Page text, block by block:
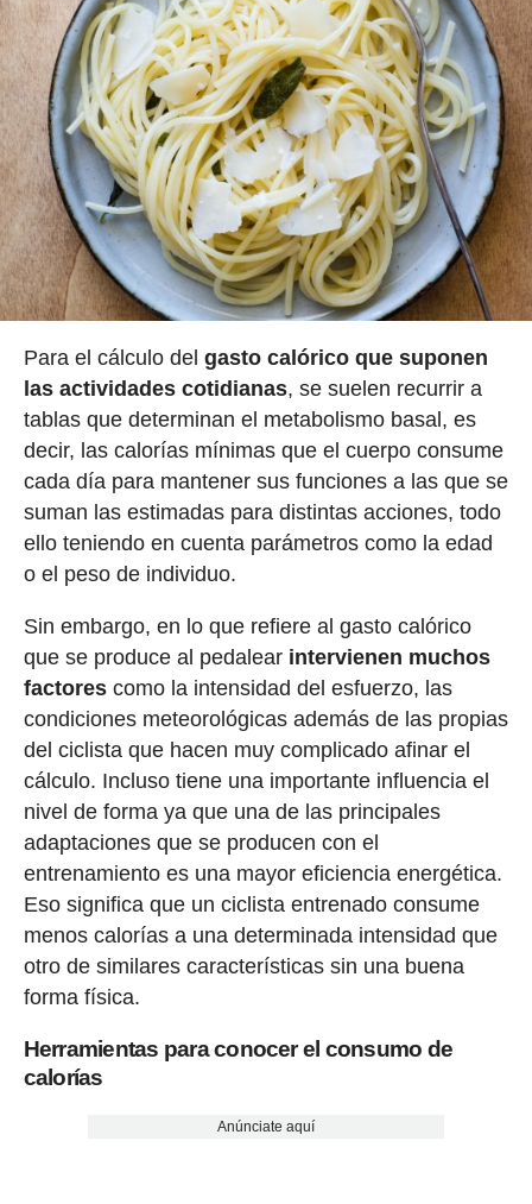
Para el cálculo del gasto calórico que suponen
las actividades cotidianas, se suelen recurrir a
tablas que determinan el metabolismo basal, es
decir, las calorías mínimas que el cuerpo consume
cada día para mantener sus funciones a las que se
suman las estimadas para distintas acciones, todo
ello teniendo en cuenta parámetros como la edad
o el peso de individuo.
Sin embargo, en lo que refiere al gasto calórico
que se produce al pedalear intervienen muchos
factorescomo la intensidad del esfuerzo, las
condiciones meteorológicas además de las propias
del ciclista que hacen muy complicado afinar el
cálculo. Incluso tiene una importante influencia el
nivel de forma ya que una de las principales
adaptaciones que se producen con el
entrenamiento es una mayor eficiencia energética.
Eso significa que un ciclista entrenado consume
menos calorías a una determinada intensidad que
otro de similares características sin una buena
forma física.
Herramientas para conocer el consumo de
calorías
Anúnciate aquí